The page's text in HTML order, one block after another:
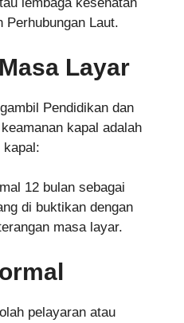
Perhubungan Laut.
Layar
Pendidikan dan
kapal adalah
kapal:
12 bulan sebagai
di buktikan dengan
masa layar.
pelayaran atau